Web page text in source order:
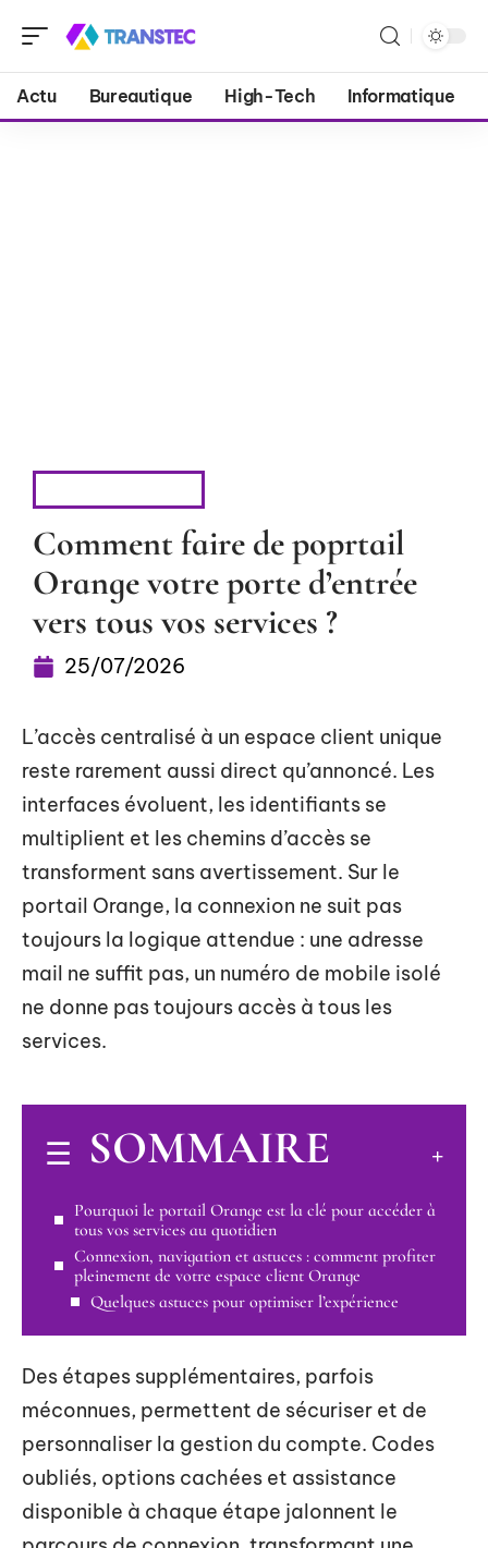
Actu Bureautique High-Tech Informatique
Comment faire de poprtail
Orange votre porte d’entrée
vers tous vos services ?
25/07/2026
L’accès centralisé à un espace client unique
reste rarement aussi direct qu’annoncé. Les
interfaces évoluent, les identifiants se
multiplient et les chemins d’accès se
transforment sans avertissement. Sur le
portail Orange, la connexion ne suit pas
toujours la logique attendue : une adresse
mail ne suffit pas, un numéro de mobile isolé
ne donne pas toujours accès à tous les
services.
SOMMAIRE
Pourquoi le portail Orange est la clé pour accéder à
tous vos services au quotidien
Connexion, navigation et astuces : comment profiter
pleinement de votre espace client Orange
Quelques astuces pour optimiser l’expérience
Des étapes supplémentaires, parfois
méconnues, permettent de sécuriser et de
personnaliser la gestion du compte. Codes
oubliés, options cachées et assistance
disponible à chaque étape jalonnent le